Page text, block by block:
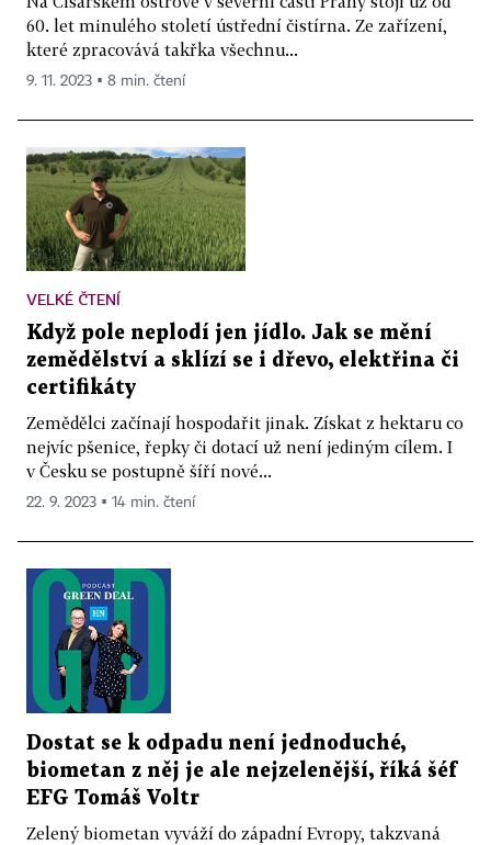
60. let minulého století ústřední čistírna. Ze zařízení,
které zpracovává takřka všechnu...
9. 11. 2023 ▪ 8 min. čtení
VELKÉ ČTENÍ
Když pole neplodí jen jídlo. Jak se mění
zemědělství a sklízí se i dřevo, elektřina či
certifikáty
Zemědělci začínají hospodařit jinak. Získat z hektaru co
nejvíc pšenice, řepky či dotací už není jediným cílem. I
v Česku se postupně šíří nové...
22. 9. 2023 ▪ 14 min. čtení
Dostat se k odpadu není jednoduché,
biometan z něj je ale nejzelenější, říká šéf
EFG Tomáš Voltr
Zelený biometan vyváží do západní Evropy, takzvaná